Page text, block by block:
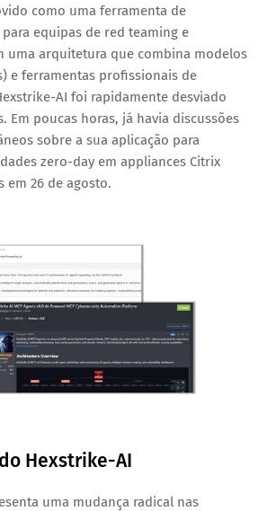
como uma ferramenta de
equipas de red teaming e
uma arquitetura que combina modelos
e ferramentas profissionais de
AI foi rapidamente desviado
Em poucas horas, já havia discussões
sobre a sua aplicação para
zero-day em appliances Citrix
em 26 de agosto.
Hexstrike-AI
uma mudança radical nas